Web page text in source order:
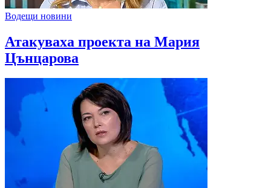
Водещи новини
Атакуваха проекта на Мария
Цънцарова